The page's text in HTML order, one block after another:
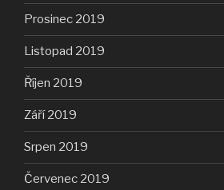
Prosinec 2019
Listopad 2019
Říjen 2019
Září 2019
Srpen 2019
Červenec 2019